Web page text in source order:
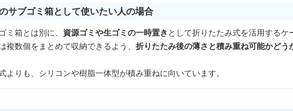
サブゴミ箱として使いたい人の場合
ミ箱とは別に、 資源ゴミや生ゴミの一時置きとして折りたたみ式を活用するケ
複数個をまとめて収納できるよう、 折りたたみ後の薄さと積み重ね可能かどう
よりも、シリコンや樹脂一体型が積み重ねに向いています。